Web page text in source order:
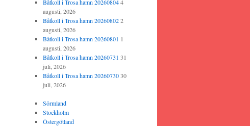
Båtkoll i Trosa hamn 20260804 4
augusti, 2026
Båtkoll i Trosa hamn 20260802 2
augusti, 2026
Båtkoll i Trosa hamn 20260801 1
augusti, 2026
Båtkoll i Trosa hamn 20260731 31
juli, 2026
Båtkoll i Trosa hamn 20260730 30
juli, 2026
Sörmland
Stockholm
Östergötland